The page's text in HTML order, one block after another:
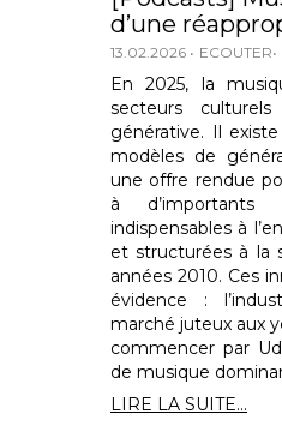
d’une
13.02.2026 ECOUTER
En 2025, la
secteurs
générative. Il
modèles de
une offre rendue
à
indispensables à
et structurées à la
années 2010. Ces
évidence :
marché juteux aux
commencer par
de musique
LIRE LA SUITE...